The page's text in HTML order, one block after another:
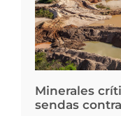
Minerales
sendas